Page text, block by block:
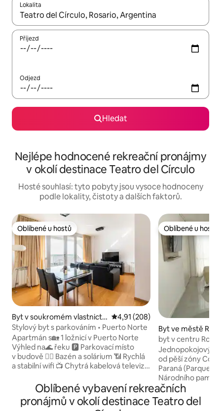
Lokalita
Až budou výsledky k dispozici, můžeš si je procházet pomocí
Příjezd
Odjezd
Hledat
Nejlépe hodnocené rekreační pronájmy
v okolí destinace Teatro del Círculo
Hosté souhlasí: tyto pobyty jsou vysoce hodnoceny
podle lokality, čistoty a dalších faktorů.
Oblíbené u hostů
Oblíbené u hostů
Byt v soukromém vlastnictví
ve městě Rosario
Průměrné hodnocení 4,91 z 5,
4,91 (208)
Stylový byt s parkováním • Puerto Norte
Apartmán s🏡 1 ložnicí v Puerto Norte
Výhled na🌊 řeku 🅿 Parkovací místo
v budově 🏊‍♂️ Bazén a solárium 📶 Rychlá
a stabilní wifi 📺 Chytrá kabelová televize
🍽 Mikrovlnná trouba, trouba, lednice,
nádobí Polštáře z😴 paměťové pěny 🛁
Plně vybavená koupelna s vanou ❄
Oblíbené u hostů
Oblíbené u hostů
Byt ve městě
byt v centru
Jednopokojový
od pěší zóny
Paraná (Parque
Národního památníku
parkování vedle
v samotném
jednotka je nová,
Oblíbené vybavení rekreačních
pronájmů v okolí destinace Teatro del